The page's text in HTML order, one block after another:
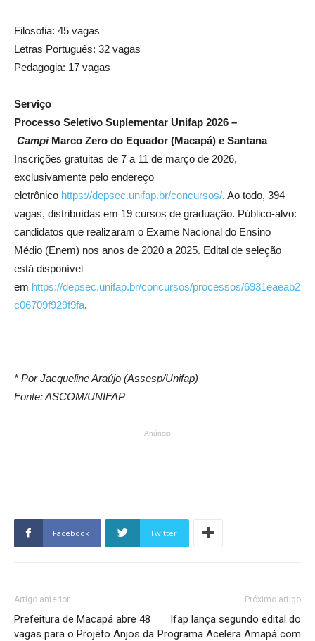
Filosofia: 45 vagas
Letras Português: 32 vagas
Pedagogia: 17 vagas
Serviço
Processo Seletivo Suplementar Unifap 2026 –
CampiMarco Zero do Equador (Macapá) e Santana
Inscrições gratuitas de 7 a 11 de março de 2026,
exclusivamente pelo endereço
eletrônico https://depsec.unifap.br/concursos/. Ao todo, 394
vagas, distribuídas em 19 cursos de graduação. Público-alvo:
candidatos que realizaram o Exame Nacional do Ensino
Médio (Enem) nos anos de 2020 a 2025. Edital de seleção
está disponível
em https://depsec.unifap.br/concursos/processos/6931eaeab2
c06709f929f9fa.
* Por Jacqueline Araújo (Assesp/Unifap)
Fonte: ASCOM/UNIFAP
Anúncio
Facebook Twitter
Artigo anterior
Prefeitura de Macapá abre 48
vagas para o Projeto Anjos da
Próximo artigo
Ifap lança segundo edital do
Programa Acelera Amapá com